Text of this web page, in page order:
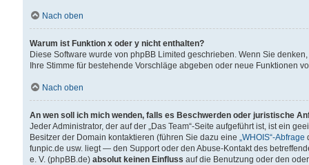
Nach oben
Warum ist Funktion x oder y nicht enthalten?
Diese Software wurde von phpBB Limited geschrieben. Wenn Sie
Ihre Stimme für bestehende Vorschläge abgeben oder neue Funktionen
Nach oben
An wen soll ich mich wenden, falls es Beschwerden oder juristische
Jeder Administrator, der auf der „Das Team“-Seite aufgeführt ist, ist ein
Besitzer der Domain kontaktieren (führen Sie dazu eine „WHOIS“-Abfrage
funpic.de usw. liegt — den Support oder den Abuse-Kontakt des
e. V. (phpBB.de) absolut keinen Einfluss auf die Benutzung oder den